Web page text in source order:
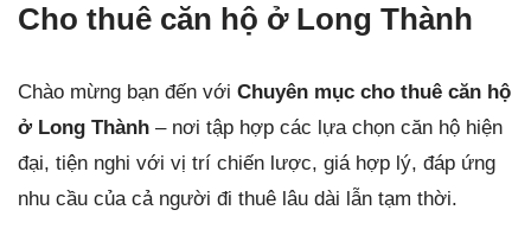
Cho thuê căn hộ ở Long Thành
Chào mừng bạn đến với Chuyên mục cho thuê căn hộ
ở Long Thành – nơi tập hợp các lựa chọn căn hộ hiện
đại, tiện nghi với vị trí chiến lược, giá hợp lý, đáp ứng
nhu cầu của cả người đi thuê lâu dài lẫn tạm thời.